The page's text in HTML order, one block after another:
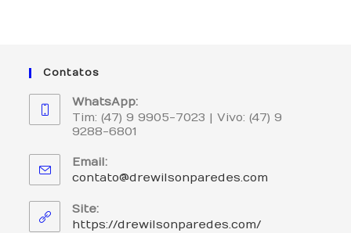
Contatos
WhatsApp:
Tim: (47) 9 9905-7023 | Vivo: (47) 9
9288-6801
Email:
contato@drewilsonparedes.com
Site:
https://drewilsonparedes.com/